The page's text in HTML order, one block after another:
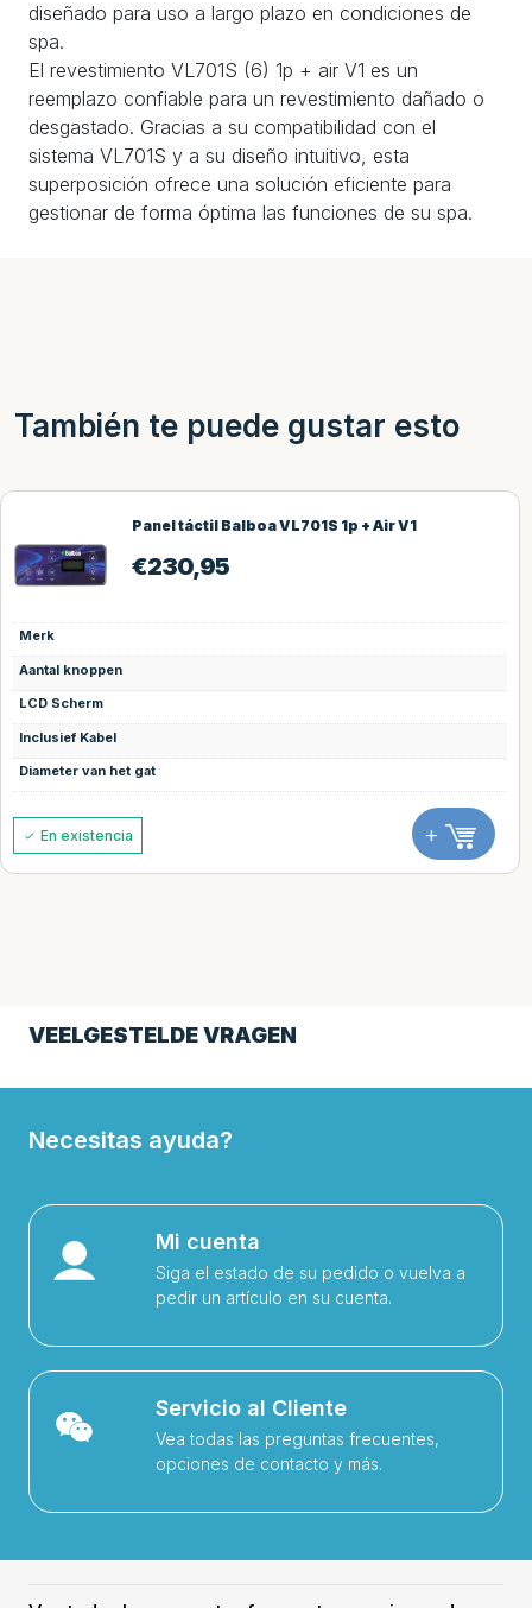
diseñado para uso a largo plazo en condiciones de
spa.
El revestimiento VL701S (6) 1p + air V1 es un
reemplazo confiable para un revestimiento dañado o
desgastado. Gracias a su compatibilidad con el
sistema VL701S y a su diseño intuitivo, esta
superposición ofrece una solución eficiente para
gestionar de forma óptima las funciones de su spa.
También te puede gustar esto
Panel táctil Balboa VL701S 1p + Air V1
€230,95
Merk
Aantal knoppen
LCD Scherm
Inclusief Kabel
Diameter van het gat
En existencia +
VEELGESTELDE VRAGEN
Necesitas ayuda?
Mi cuenta
Siga el estado de su pedido o vuelva a
pedir un artículo en su cuenta.
Servicio al Cliente
Vea todas las preguntas frecuentes,
opciones de contacto y más.